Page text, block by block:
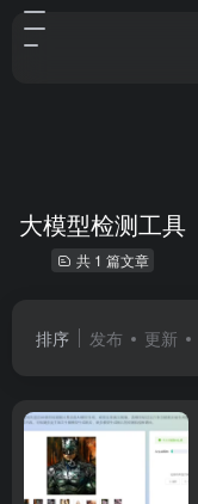
大模型检测工具
共 1 篇文章
排序 发布 更新